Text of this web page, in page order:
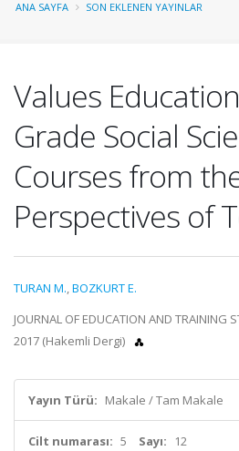
ANA SAYFA SON EKLENEN YAYINLAR
Values
Grade Social
Courses from
Perspectives of
TURAN M.,BOZKURT E.
JOURNAL OF EDUCATION AND TRAINING
2017 (Hakemli Dergi)
Yayın Türü: Makale / Tam Makale
Cilt numarası: 5 Sayı: 12